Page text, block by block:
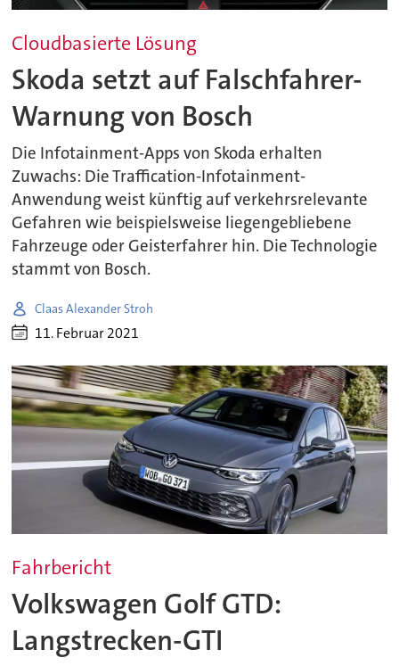
Cloudbasierte Lösung
Skoda setzt auf Falschfahrer-
Warnung von Bosch
Die Infotainment-Apps von Skoda erhalten
Zuwachs: Die Traffication-Infotainment-
Anwendung weist künftig auf verkehrsrelevante
Gefahren wie beispielsweise liegengebliebene
Fahrzeuge oder Geisterfahrer hin. Die Technologie
stammt von Bosch.
Claas Alexander Stroh
11. Februar 2021
Fahrbericht
Volkswagen Golf GTD:
Langstrecken-GTI